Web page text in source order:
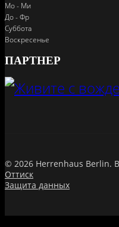
Мо - Ми
До - Фр
Суббота
Воскресенье
ПАРТНЕР
© 2026 Herrenhaus Berlin.
Оттиск
Защита данных